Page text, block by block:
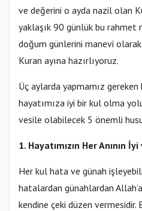
ve değerini o ayda nazil olan
yaklaşık 90 günlük bu rahmet
doğum günlerini manevi
Kuran ayına hazırlıyoruz.
Üç aylarda yapmamız
hayatımıza iyi bir kul olma
vesile olabilecek 5 önemli
1. Hayatımızın Her Anının
Her kul hata ve günah
hatalardan günahlardan
kendine çeki düzen vermesidir.